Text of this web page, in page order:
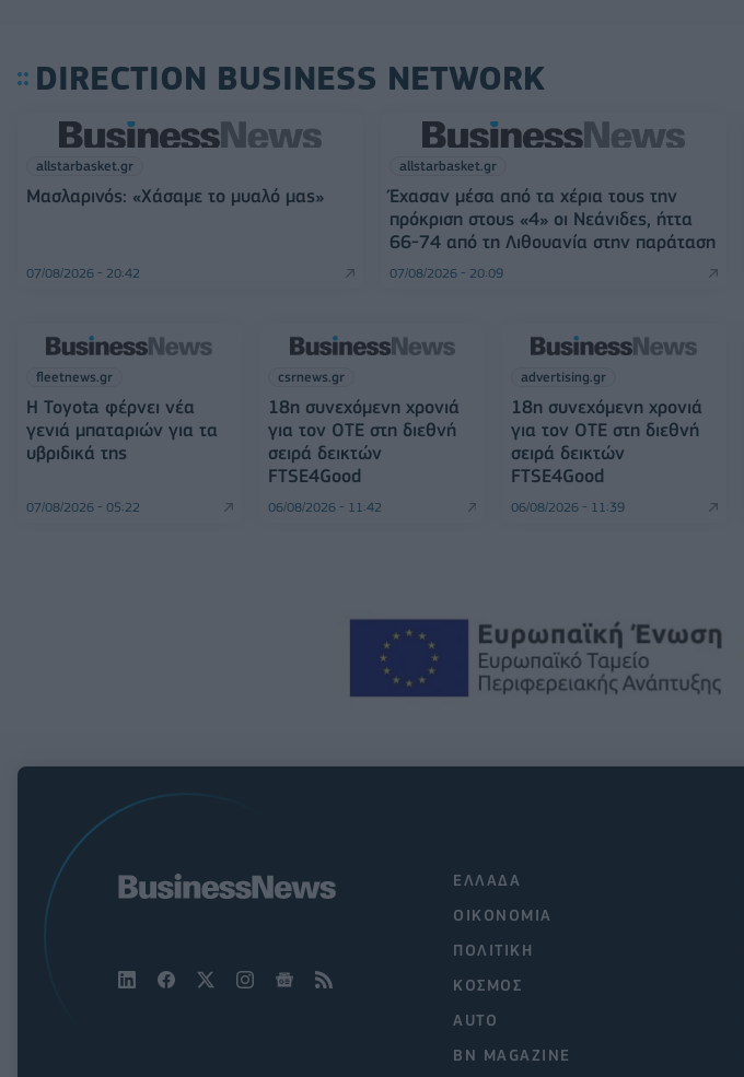
DIRECTION BUSINESS NETWORK
allstarbasket.gr
Μασλαρινός: «Χάσαμε το μυαλό μας»
07/08/2026 - 20:42
allstarbasket.gr
Έχασαν μέσα από τα χέρια τους την
πρόκριση στους «4» οι Νεάνιδες, ήττα
66-74 από τη Λιθουανία στην παράταση
07/08/2026 - 20:09
fleetnews.gr
Η Toyota φέρνει νέα
γενιά μπαταριών για τα
υβριδικά της
07/08/2026 - 05:22
csrnews.gr
18η συνεχόμενη χρονιά
για τον ΟΤΕ στη διεθνή
σειρά δεικτών
FTSE4Good
06/08/2026 - 11:42
advertising.gr
18η συνεχόμενη χρονιά
για τον ΟΤΕ στη διεθνή
σειρά δεικτών
FTSE4Good
06/08/2026 - 11:39
ΕΛΛΑΔΑ
ΟΙΚΟΝΟΜΙΑ
ΠΟΛΙΤΙΚΗ
ΚΟΣΜΟΣ
AUTO
BN MAGAZINE